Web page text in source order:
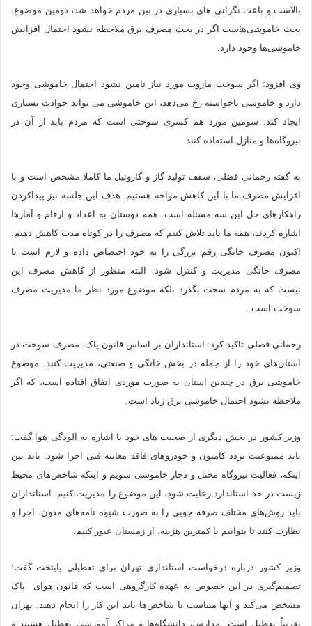
بالاست و باعث نگرانی های بسیاری در بین مردم خواهد شد، دومین موضوع،
بحث خاموشی‌هاست اگر در بحث مصرف برق ملاحظه نشود احتمال افزایش
خاموشی‌ها وجود دارد.
وی افزود: اگر سوخت مازوت مورد نیاز تامین نشود احتمال خاموشی وجود
دارد و خاموشی ناخواسته رخ می‌دهد، این خاموشی می تواند حوادث بسیاری
ایجاد کند. سومین مورد هم کسری سوختی است که مردم باید از آن در
نیروگاه‌ها و منازل استفاده کنند.
به گفته رحمانی فضلی، سقف تولید گاز و گازوئیل ما کاملا مشخص است و با
افزایش مصرف ما با این کاهش مواجه هستیم. هدف این جلسه نیز پیداکردن
راهکارهای حل این سه مسئله است. همه دوستان به اعداد و ارقام و آمارها
اشاره کردند، همه ما باید تلاش کنیم که مصرف را در کوتاه مدت کاهش دهیم.
اکنون مصرف خانگی رقم بزرگی را به خود اختصاص داده و لازم است تا
مصرف خانگی مدیریت و کنترل شود. البته منظور از کاهش مصرف این
نیست که به مردم سخت بگذرد بلکه موضوع مورد نظر ما مدیریت مصرف
سوخت است.
رحمانی فضلی تاکید کرد: استانداران بر اساس قانون پاک، مصرف سوخت در
استان‌های خود را از جمله در بخش خانگی و صنعتی، مدیریت کنند. موضوع
خاموشی برق در چندین استان به صورت موردی اتفاق افتاده است، که اگر
ملاحظه نشود احتمال خاموشی برق زیاد است.
وزیر کشور در بخش دیگری از صحبت های خود با اشاره به آلودگی هوا گفت:
باید ممنوعیت تردد کامیون و خودروهای فاقد معاینه فنی اجرا شود. باید بین
اینکه، فعالیت نیروگاه مختل و دچار خاموشی شویم و اینکه شاخص‌های محیط
زیست در حد استاندارد رعایت شود، این موضوع را مدیریت کنیم. استانداران
باید روش‌های مختلف صرفه جویی را به صورت شیوه نامه‌های مدون، اجرا و
نظارت کنند تا بتوانیم با کمترین هزینه، از زمستان عبور کنیم.
وزیر کشور درباره درخواست استانداری تهران برای تعطیلی پایتخت گفت:
تصمیم‌گیری در این خصوص به عهده کارگروهی است که قانون هوای پاک
مشخص می‌کند و آنها متناسب با شاخص‌ها باید این کار را انجام دهند. تهران
تقریباً تعطیل است. مدارس، دانشگاه‌ها و مراکز آموزشی تعطیل هستند و